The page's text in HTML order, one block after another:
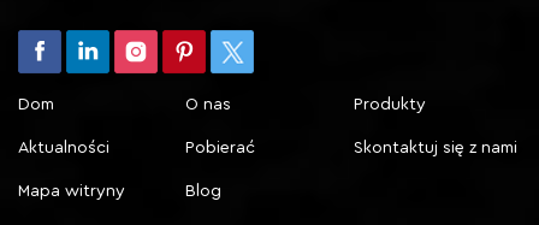
Dom O nas Produkty
Aktualności Pobierać Skontaktuj się z nami
Mapa witryny Blog